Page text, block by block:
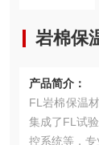
岩棉保
产品简介：
FL岩棉保温
集成了FL试
控系统等，